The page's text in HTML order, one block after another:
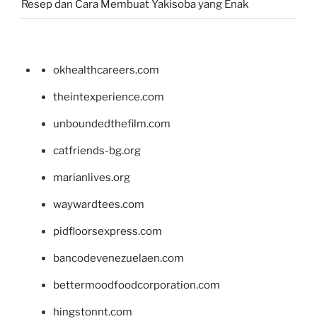
Resep dan Cara Membuat Yakisoba yang Enak
okhealthcareers.com
theintexperience.com
unboundedthefilm.com
catfriends-bg.org
marianlives.org
waywardtees.com
pidfloorsexpress.com
bancodevenezuelaen.com
bettermoodfoodcorporation.com
hingstonnt.com